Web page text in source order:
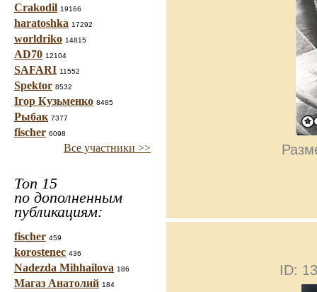
Crakodil 19166
haratoshka 17292
worldriko 14815
AD70 12104
SAFARI 11552
Spektor 8532
Ігор Кузьменко 8485
Рыбак 7377
fischer 6098
Все участники >>
Топ 15
по дополненным
публикациям:
fischer 459
korostenec 436
Nadezda Mihhailova 186
Магаз Анатолий 184
ID: